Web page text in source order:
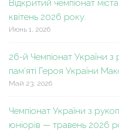
Відкритий чемпіонат
квітень 2026 року.
Июнь 1, 2026
26-й Чемпіонат України
пам’яті Героя України
Май 23, 2026
Чемпіонат України з
юніорів — травень 2026